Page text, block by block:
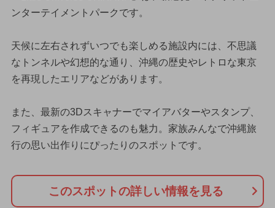
ンターテイメントパークです。
天候に左右されずいつでも楽しめる施設内には、不思議
なトンネルや幻想的な通り、沖縄の歴史やレトロな東京
を再現したエリアなどがあります。
また、最新の3Dスキャナーでマイアバターやスタンプ、
フィギュアを作成できるのも魅力。家族みんなで沖縄旅
行の思い出作りにぴったりのスポットです。
このスポットの詳しい情報を見る